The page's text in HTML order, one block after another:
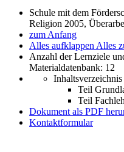
Schule mit dem
Religion 2005,
zum Anfang
Alles aufklappen Alles
Anzahl der Lernziele
Materialdatenbank: 12
Inhaltsverzeichnis
Teil
Teil
Dokument als PDF
Kontaktformular